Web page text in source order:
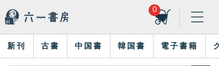
0
新刊 古書 中国書 韓国書 電子書籍